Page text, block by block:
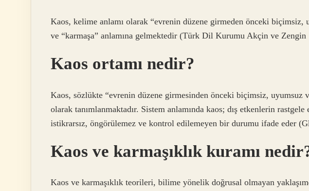
Kaos, kelime anlamı olarak “evrenin düzene girmeden önceki biçimsiz,
ve “karmaşa” anlamına gelmektedir (Türk Dil Kurumu Akçin ve Zengin
Kaos ortamı nedir?
Kaos, sözlükte “evrenin düzene girmesinden önceki biçimsiz, uyumsuz
olarak tanımlanmaktadır. Sistem anlamında kaos; dış etkenlerin
istikrarsız, öngörülemez ve kontrol edilemeyen bir durumu ifade eder
Kaos ve karmaşıklık kuramı
Kaos ve karmaşıklık teorileri, bilime yönelik doğrusal olmayan